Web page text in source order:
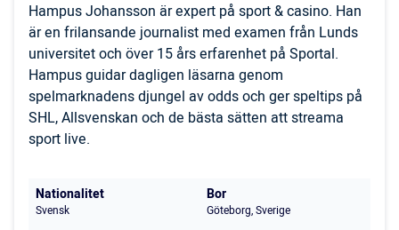
Hampus Johansson är expert på sport & casino. Han
är en frilansande journalist med examen från Lunds
universitet och över 15 års erfarenhet på Sportal.
Hampus guidar dagligen läsarna genom
spelmarknadens djungel av odds och ger speltips på
SHL, Allsvenskan och de bästa sätten att streama
sport live.
Nationalitet
Svensk
Bor
Göteborg, Sverige